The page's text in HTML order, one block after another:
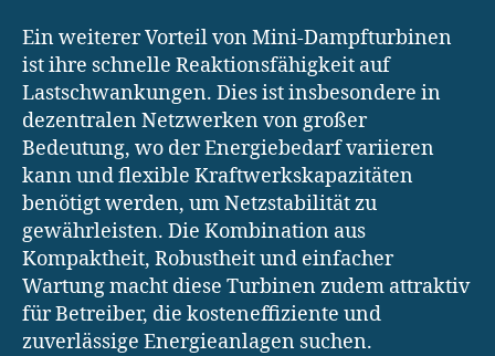
Ein weiterer Vorteil von Mini-Dampfturbinen
ist ihre schnelle Reaktionsfähigkeit auf
Lastschwankungen. Dies ist insbesondere in
dezentralen Netzwerken von großer
Bedeutung, wo der Energiebedarf variieren
kann und flexible Kraftwerkskapazitäten
benötigt werden, um Netzstabilität zu
gewährleisten. Die Kombination aus
Kompaktheit, Robustheit und einfacher
Wartung macht diese Turbinen zudem attraktiv
für Betreiber, die kosteneffiziente und
zuverlässige Energieanlagen suchen.